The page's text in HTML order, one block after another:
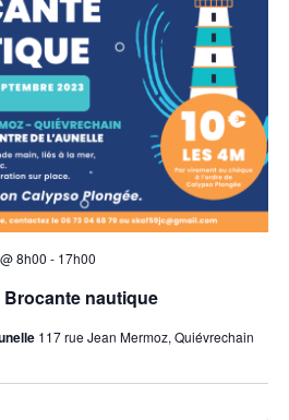
8h00 - 17h00
nautique
117 rue Jean Mermoz, Quiévrechain